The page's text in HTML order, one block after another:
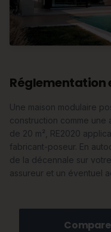
Réglementation
Une maison modulaire
construction comme une
de 20 m², RE2020
fabricant-poseur. En
de la décennale sur
assureur et un éventuel